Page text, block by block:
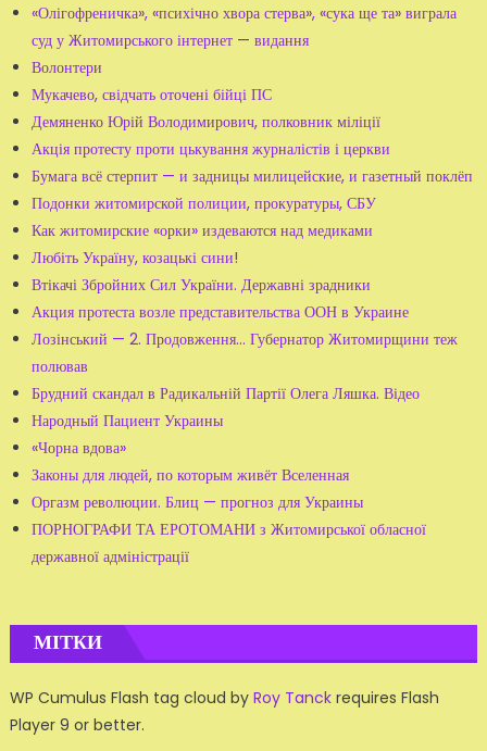
«Олігофреничка», «психічно хвора стерва», «сука ще та» виграла
суд у Житомирського інтернет — видання
Волонтери
Мукачево, свідчать оточені бійці ПС
Демяненко Юрій Володимирович, полковник міліції
Акція протесту проти цькування журналістів і церкви
Бумага всё стерпит — и задницы милицейские, и газетный поклёп
Подонки житомирской полиции, прокуратуры, СБУ
Как житомирские «орки» издеваются над медиками
Любіть Україну, козацькі сини!
Втікачі Збройних Сил України. Державні зрадники
Акция протеста возле представительства ООН в Украине
Лозінський — 2. Продовження... Губернатор Житомирщини теж
полював
Брудний скандал в Радикальній Партії Олега Ляшка. Відео
Народный Пациент Украины
«Чорна вдова»
Законы для людей, по которым живёт Вселенная
Оргазм революции. Блиц — прогноз для Украины
ПОРНОГРАФИ ТА ЕРОТОМАНИ з Житомирської обласної
державної адміністрації
МІТКИ
WP Cumulus Flash tag cloud by Roy Tanckrequires Flash
Player 9 or better.